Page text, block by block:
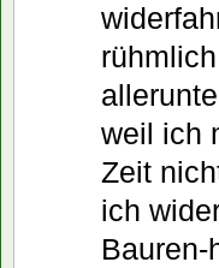
weil ich
Zeit
ich